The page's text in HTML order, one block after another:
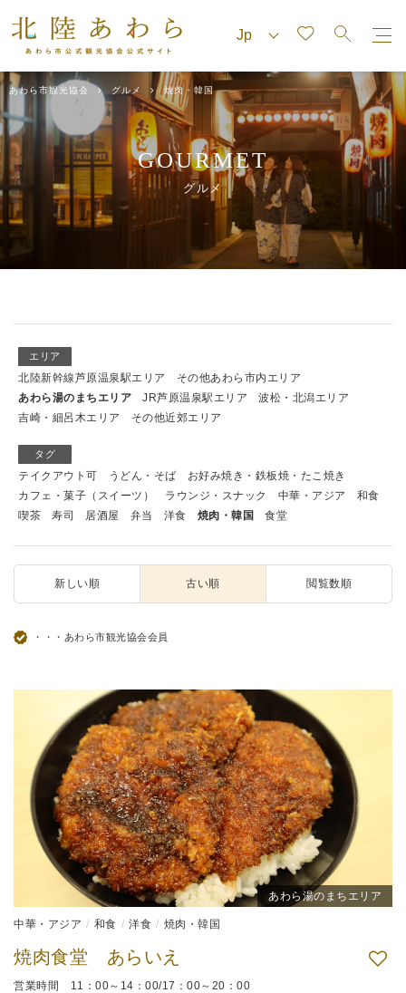
あわら市観光協会 グルメ 焼肉・韓国
GOURMET
グルメ
エリア
北陸新幹線芦原温泉駅エリア
その他あわら市内エリア
あわら湯のまちエリア
JR芦原温泉駅エリア
波松・北潟エリア
吉崎・細呂木エリア
その他近郊エリア
タグ
テイクアウト可 うどん・そば
お好み焼き・鉄板焼・たこ焼き
カフェ・菓子（スイーツ）
ラウンジ・スナック 中華・アジア
和食
喫茶
寿司 居酒屋 弁当 洋食 焼肉・韓国 食堂
新しい順 古い順 閲覧数順
・・・あわら市観光協会会員
あわら湯のまちエリア
中華・アジア 和食 洋食 焼肉・韓国
焼肉食堂 あらいえ
営業時間 11：00～14：00/17：00～20：00